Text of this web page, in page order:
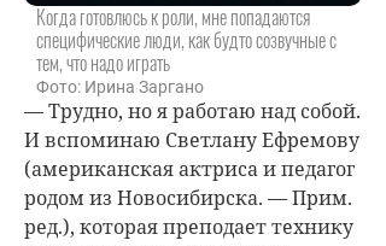
Когда готовлюсь к роли, мне попадаются
специфические люди, как будто созвучные с
тем, что надо играть
Фото: Ирина Заргано
— Трудно, но я работаю над собой.
И вспоминаю Светлану Ефремову
(американская актриса и педагог
родом из Новосибирска. — Прим.
ред.), которая преподает технику